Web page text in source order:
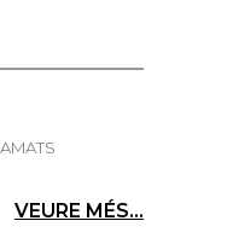
VEURE MÉS...